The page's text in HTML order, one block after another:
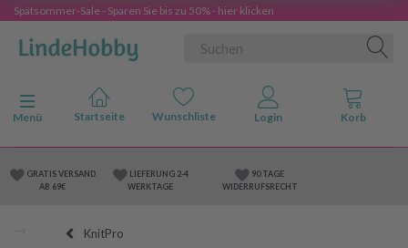
Spätsommer-Sale - Sparen Sie bis zu 50% - hier klicken
Anzeige ändern
Menü
GRATIS VERSAND
AB 69€
LIEFERUNG 2-4
WERKTAGE
90 TAGE
WIDERRUFSRECHT
KnitPro